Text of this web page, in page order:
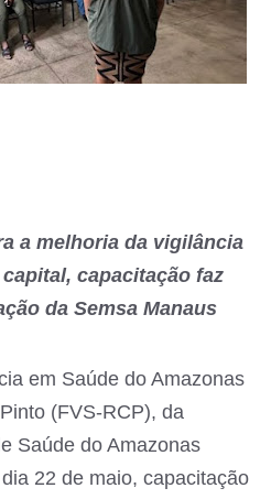
a melhoria da vigilância
capacitação faz
da Semsa Manaus
em Saúde do Amazonas
(FVS-RCP), da
Saúde do Amazonas
22 de maio, capacitação